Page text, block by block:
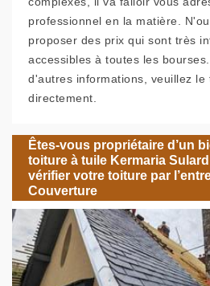
professionnel en la matière.
proposer des prix qui sont très
accessibles à toutes les
d'autres informations, veuillez le
directement.
Êtes-vous propriétaire d’un
toiture à tuile Kermaria
vérifier votre toiture par
Couverture